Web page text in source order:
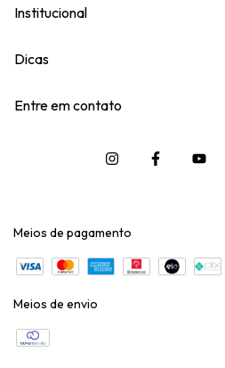
Institucional
Dicas
Entre em contato
Meios de pagamento
Meios de envio